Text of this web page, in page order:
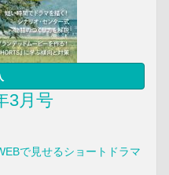
3月号
で見せるショートドラマ